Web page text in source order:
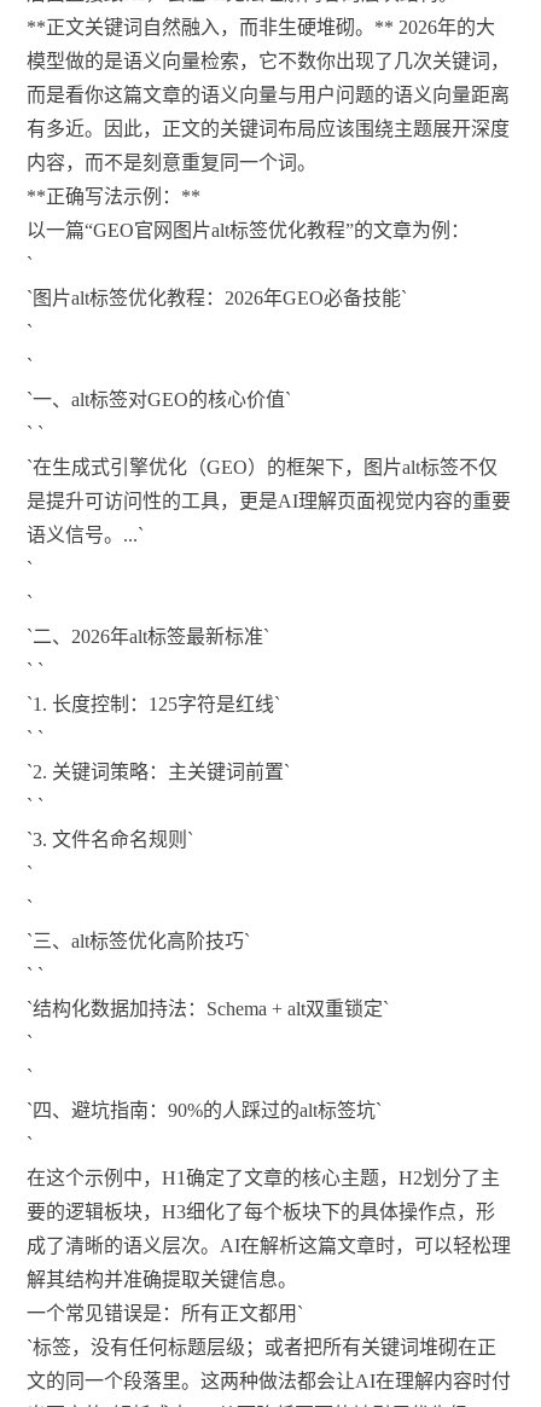
**正文关键词自然融入，而非生硬堆砌。** 2026年的大
模型做的是语义向量检索，它不数你出现了几次关键词，
而是看你这篇文章的语义向量与用户问题的语义向量距离
有多近。因此，正文的关键词布局应该围绕主题展开深度
内容，而不是刻意重复同一个词。
**正确写法示例：**
以一篇“GEO官网图片alt标签优化教程”的文章为例：
`
`图片alt标签优化教程：2026年GEO必备技能`
`
`
`一、alt标签对GEO的核心价值`
` `
`在生成式引擎优化（GEO）的框架下，图片alt标签不仅
是提升可访问性的工具，更是AI理解页面视觉内容的重要
语义信号。...`
`
`
`二、2026年alt标签最新标准`
` `
`1. 长度控制：125字符是红线`
` `
`2. 关键词策略：主关键词前置`
` `
`3. 文件名命名规则`
`
`
`三、alt标签优化高阶技巧`
` `
`结构化数据加持法：Schema + alt双重锁定`
`
`
`四、避坑指南：90%的人踩过的alt标签坑`
`
在这个示例中，H1确定了文章的核心主题，H2划分了主
要的逻辑板块，H3细化了每个板块下的具体操作点，形
成了清晰的语义层次。AI在解析这篇文章时，可以轻松理
解其结构并准确提取关键信息。
一个常见错误是：所有正文都用`
`标签，没有任何标题层级；或者把所有关键词堆砌在正
文的同一个段落里。这两种做法都会让AI在理解内容时付